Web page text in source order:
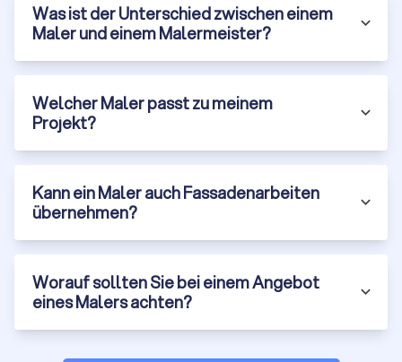
Was ist der Unterschied zwischen einem
Maler und einem Malermeister?
Welcher Maler passt zu meinem
Projekt?
Kann ein Maler auch Fassadenarbeiten
übernehmen?
Worauf sollten Sie bei einem Angebot
eines Malers achten?